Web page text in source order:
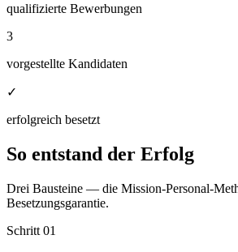
qualifizierte Bewerbungen
3
vorgestellte Kandidaten
✓
erfolgreich besetzt
So entstand der Erfolg
Drei Bausteine — die Mission-Personal-
Besetzungsgarantie.
Schritt 01